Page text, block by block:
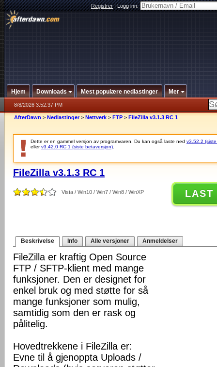
Registrer|Logg inn:
Hjem Downloads Mest populære nedlastinger Mer
8/8/2026 3:52:37 PM
AfterDawn > Nedlastinger > Nettverk > FTP > FileZilla v3.1.3 RC 1
Dette er en gammel versjon av programvaren. Du kan også laste ned v3.52.2
ellerv3.42.0 RC 1 (siste betaversjon)
FileZilla v3.1.3 RC 1
Vista / Win10 / Win7 / Win8 / WinXP LAST
Beskrivelse Info Alle versjoner Anmeldelser
FileZilla er kraftig Open Source
FTP / SFTP-klient med mange
funksjoner. Den er designet for
enkel bruk og med støtte for så
mange funksjoner som mulig,
samtidig som den er rask og
pålitelig.
Hovedtrekkene i FileZilla er:
Evne til å gjenoppta Uploads /